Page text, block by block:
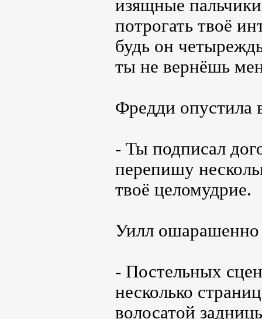
изящные
потрогать твоё
будь он
ты не вернёшь
Фредди опустила
- Ты подписал
перепишу
твоё целомудрие.
Уилл ошарашенно
- Постельных
несколько
волосатой